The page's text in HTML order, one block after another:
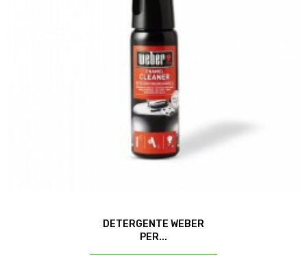
DETERGENTE WEBER
PER...